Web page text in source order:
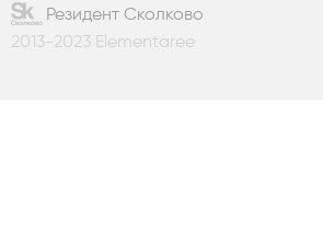
Резидент Сколково
2013-2023 Elementaree